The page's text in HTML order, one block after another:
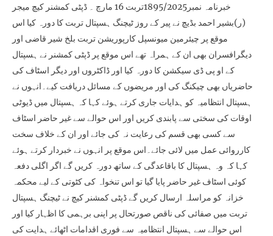
خبرنامہ نمبر1895/2025تربت 16 مارچ ۔ ڈپٹی کمشنر کیچ میجر
(ر)بشیر احمد بڈیچ نے پیر کے روز ٹیچنگ ہسپتال تربت کا دورہ کیا اس
موقع پر چیئرمین میونسپل کارپوریشن تربت بلخ شیر قاضی اور
دیگرافسران بھی ان کے ہمراہ تھے اس موقع پر ڈپٹی کمشنر نے ہسپتال
کے او پی ڈی سیکشن کا دورہ کیا اور ڈاکٹروں اور دیگر اسٹاف کی
حاضریاں بھی چیکنگ کی اور مریضوں کے مسائل دریافت کیے۔انہوں نے
ہسپتال انتظامیہ کو ہدایات جاری کرتے ہوئے کہا کہ ہسپتال میں ڈیوٹی
اوقات کی سختی سے پابندی کریں اور اس حوالے سے غیر حاضر اسٹاف
سے کسی بھی قسم کی رعایت نہ کی جائے اور ان کے خلاف سخت
کارروائی عمل میں لائی جائے۔اس موقع پر انہوں نے خبردار کرتے ہوئے
کہا کہ وہ ہسپتال کا باقاعدگی کے ساتھ دورہ کریں گے اگر اگلی دفعہ
کوئی اسٹاف غیر حاضر پایا گیا تو اس تنخواہ کی کٹوتی کے لیے محکمہ
خزانہ کو مراسلہ ارسال کریں گے ڈپٹی کمشنر کیچ نے ٹیچنگ ہسپتال
تربت میں صفائی کی ناقص صورتحال پر اپنی برہمی کا اظہار کیا اور
اس حوالے سے ہسپتال انتظامیہ سے فوری اقدامات اٹھائے ہدایت کی